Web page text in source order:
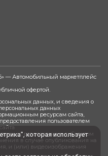
которая использует
— Автомобильный маркетплейс
офертой.
данных, и сведения о
данных
ресурсам сайта,
пользователем
разрешенных субъектом
в случае опубликования на
и (или) видеоизображения